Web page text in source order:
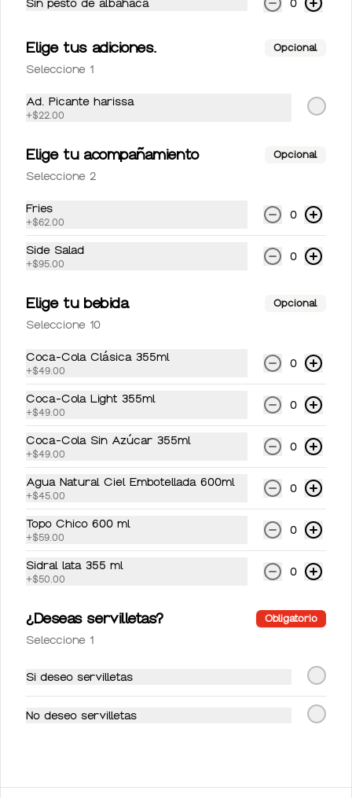
Coca-Cola Sin Azúcar 355ml
$49.00
Topo Chico 600 ml
Conócenos
Ubicación
Política de privacidad
Mi cuenta
Pedir
Elige tus adiciones. Opcional
Seleccione 1
Ad. Picante harissa
+$22.00
Elige tu acompañamiento Opcional
Seleccione 2
Fries
+$62.00
0
Side Salad
+$95.00
0
Elige tu bebida Opcional
Seleccione 10
Coca-Cola Clásica 355ml
+$49.00
0
Coca-Cola Light 355ml
+$49.00
0
Coca-Cola Sin Azúcar 355ml
+$49.00
0
Agua Natural Ciel Embotellada 600ml
+$45.00
0
Topo Chico 600 ml
+$59.00
0
Sidral lata 355 ml
+$50.00
0
¿Deseas servilletas? Obligatorio
Seleccione 1
Si deseo servilletas
No deseo servilletas